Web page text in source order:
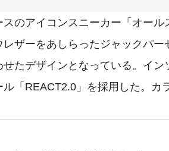
のアイコンスニーカー「オール
ザーをあしらったジャックパ
たデザインとなっている。イン
「REACT2.0」を採用した。カ